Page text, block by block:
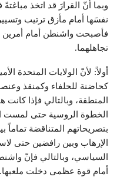
وبما أنّ القرارَ قد اتخذ
نفسَها أمام مأزق ترتيب
فأصبحت واشنطن أمام
تجاهلهما.
أولاً: لأنّ الولايات المتحدة
كحاضنة للحلفاء وكمنقذ
المنطقة، وبالتالي فإذا
الخطوة الروسية حتى لمست
بتصريحاتهم المتناقضة
الإرهاب وبين رافضين حتى
السياسي، وبالتالي فإنّ
أمام قوة عظمى دخلت ملعبها.